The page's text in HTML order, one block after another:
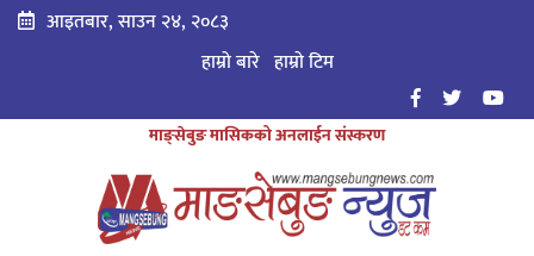
आइतबार, साउन २४, २०८३
हाम्रो बारे हाम्राे टिम
माङ्सेबुङ मासिकको अनलाईन संस्करण